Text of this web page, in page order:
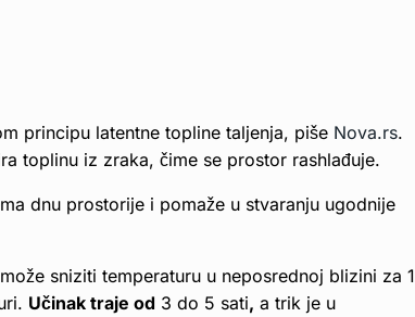
principu latentne topline taljenja, piše Nova.rs.
toplinu iz zraka, čime se prostor rashlađuje.
dnu prostorije i pomaže u stvaranju ugodnije
sniziti temperaturu u neposrednoj blizini za 1
Učinak traje od 3 do 5 sati, a trik je u